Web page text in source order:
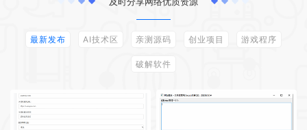
最新发布 AI技术区 亲测源码 创业项目 游戏程序
破解软件